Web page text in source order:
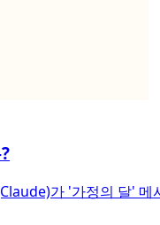
가 '가정의 달'